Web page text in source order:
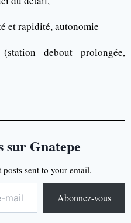
et rapidité, autonomie
debout prolongée,
sur Gnatepe
sent to your email.
Abonnez-vous